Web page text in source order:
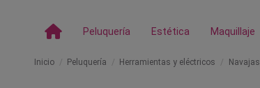
Peluquería Estética Maquillaje
Inicio Peluquería Herramientas y eléctricos Navajas